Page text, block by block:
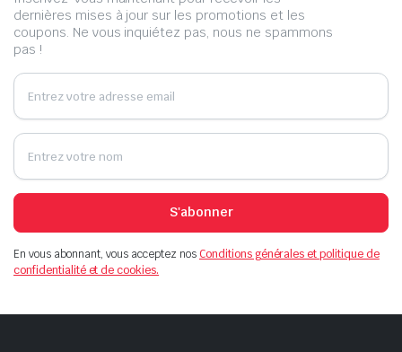
dernières mises à jour sur les promotions et les
coupons. Ne vous inquiétez pas, nous ne spammons
pas !
S'abonner
En vous abonnant, vous acceptez nosConditions générales et politique de
confidentialité et de cookies.